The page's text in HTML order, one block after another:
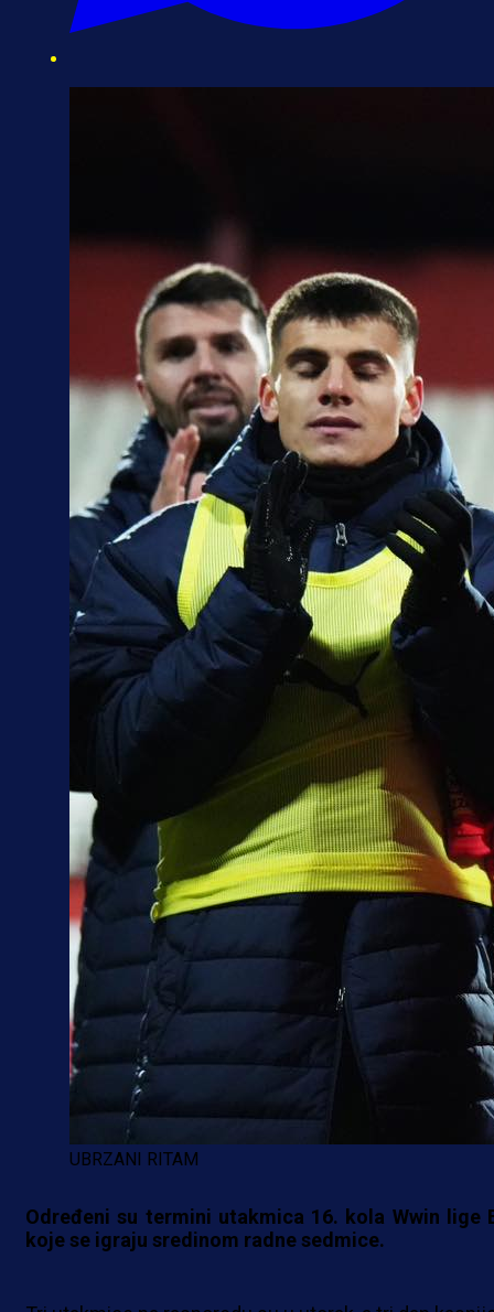
UBRZANI RITAM
Određeni su termini utakmica 16. kola Wwin lige
koje se igraju sredinom radne sedmice.